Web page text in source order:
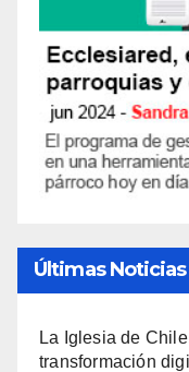
Últimas Noticias
La Iglesia de
transformación